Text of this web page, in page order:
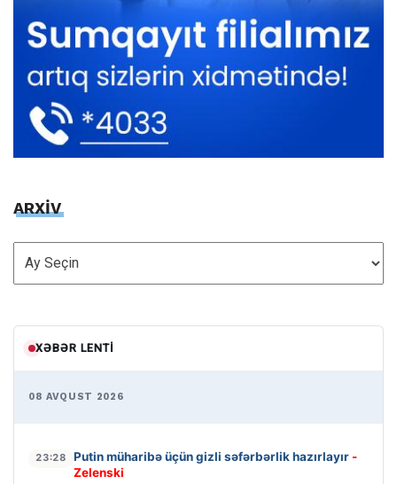
ARXİV
ARXİV
XƏBƏR LENTI
08 AVQUST 2026
23:28 Putin müharibə üçün gizli səfərbərlik hazırlayır -
Zelenski